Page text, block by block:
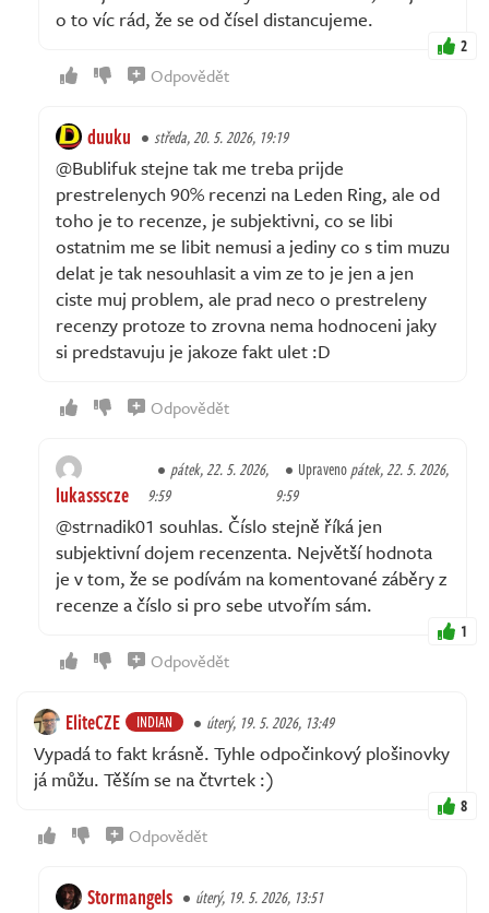
o to víc rád, že se od čísel distancujeme.
2
Odpovědět
duuku středa, 20. 5. 2026, 19:19
@Bublifuk stejne tak me treba prijde
prestrelenych 90% recenzi na Leden Ring, ale od
toho je to recenze, je subjektivni, co se libi
ostatnim me se libit nemusi a jediny co s tim muzu
delat je tak nesouhlasit a vim ze to je jen a jen
ciste muj problem, ale prad neco o prestreleny
recenzy protoze to zrovna nema hodnoceni jaky
si predstavuju je jakoze fakt ulet :D
Odpovědět
lukassscze
pátek, 22. 5. 2026,
9:59
Upravenopátek, 22. 5. 2026,
9:59
@strnadik01 souhlas. Číslo stejně říká jen
subjektivní dojem recenzenta. Největší hodnota
je v tom, že se podívám na komentované záběry z
recenze a číslo si pro sebe utvořím sám.
1
Odpovědět
EliteCZE INDIAN úterý, 19. 5. 2026, 13:49
Vypadá to fakt krásně. Tyhle odpočinkový plošinovky
já můžu. Těším se na čtvrtek :)
8
Odpovědět
Stormangels úterý, 19. 5. 2026, 13:51